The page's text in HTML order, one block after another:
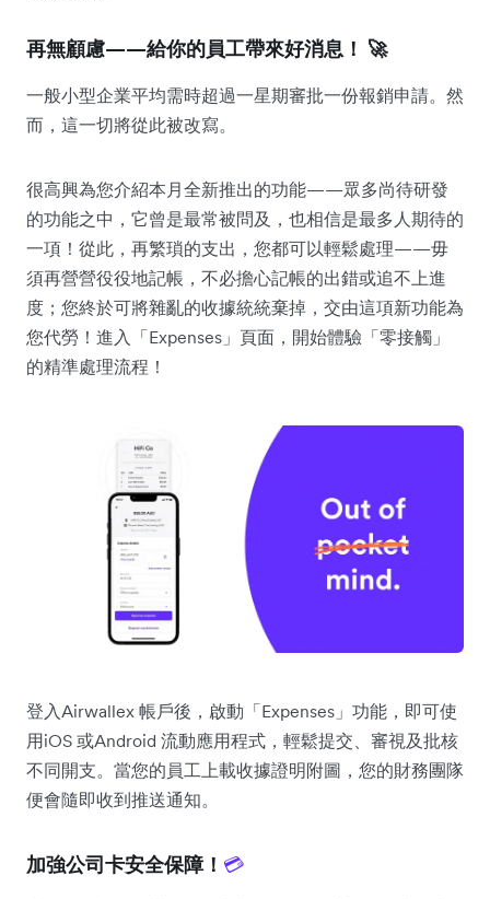
再無顧慮——給你的員工帶來好消息！ 🚀
一般小型企業平均需時超過一星期審批一份報銷申請。然
而，這一切將從此被改寫。
很高興為您介紹本月全新推出的功能——眾多尚待研發
的功能之中，它曾是最常被問及，也相信是最多人期待的
一項！從此，再繁瑣的支出，您都可以輕鬆處理——毋
須再營營役役地記帳，不必擔心記帳的出錯或追不上進
度；您終於可將雜亂的收據統統棄掉，交由這項新功能為
您代勞！進入「Expenses」頁面，開始體驗「零接觸」
的精準處理流程！
登入Airwallex 帳戶後，啟動「Expenses」功能，即可使
用iOS 或Android 流動應用程式，輕鬆提交、審視及批核
不同開支。當您的員工上載收據證明附圖，您的財務團隊
便會隨即收到推送通知。
加強公司卡安全保障！ 💳